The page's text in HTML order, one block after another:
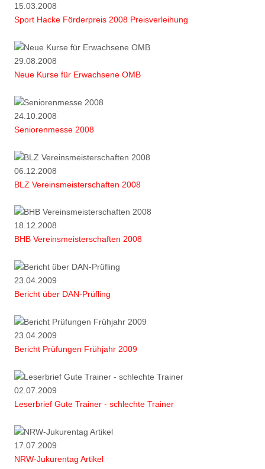
15.03.2008
Sport Hacke Förderpreis 2008 Preisverleihung
29.08.2008
Neue Kurse für Erwachsene OMB
24.10.2008
Seniorenmesse 2008
06.12.2008
BLZ Vereinsmeisterschaften 2008
18.12.2008
BHB Vereinsmeisterschaften 2008
23.04.2009
Bericht über DAN-Prüfling
23.04.2009
Bericht Prüfungen Frühjahr 2009
02.07.2009
Leserbrief Gute Trainer - schlechte Trainer
17.07.2009
NRW-Jukurentag Artikel